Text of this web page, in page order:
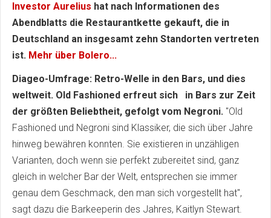
Investor Aurelius hat nach Informationen des
Abendblatts die Restaurantkette gekauft, die in
Deutschland an insgesamt zehn Standorten vertreten
ist. Mehr über Bolero...
Diageo-Umfrage: Retro-Welle in den Bars, und dies
weltweit. Old Fashioned erfreut sich in Bars zur Zeit
der größten Beliebtheit, gefolgt vom Negroni. "Old
Fashioned und Negroni sind Klassiker, die sich über Jahre
hinweg bewähren konnten. Sie existieren in unzähligen
Varianten, doch wenn sie perfekt zubereitet sind, ganz
gleich in welcher Bar der Welt, entsprechen sie immer
genau dem Geschmack, den man sich vorgestellt hat",
sagt dazu die Barkeeperin des Jahres, Kaitlyn Stewart.